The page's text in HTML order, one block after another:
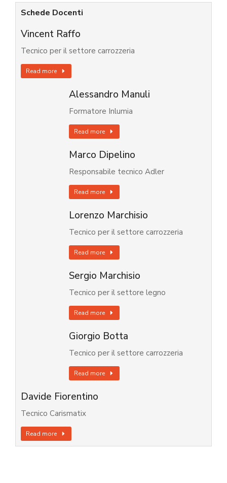
Schede Docenti
Vincent Raffo
Tecnico per il settore carrozzeria
Read more
Alessandro Manuli
Formatore Inlumia
Read more
Marco Dipelino
Responsabile tecnico Adler
Read more
Lorenzo Marchisio
Tecnico per il settore carrozzeria
Read more
Sergio Marchisio
Tecnico per il settore legno
Read more
Giorgio Botta
Tecnico per il settore carrozzeria
Read more
Davide Fiorentino
Tecnico Carismatix
Read more